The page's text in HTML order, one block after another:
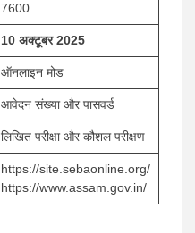
7600
10 अक्टूबर 2025
ऑनलाइन मोड
आवेदन संख्या और पासवर्ड
लिखित परीक्षा और कौशल परीक्षण
https://site.sebaonline.org/
https://www.assam.gov.in/